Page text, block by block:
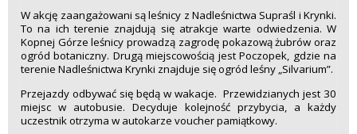
W akcję zaangażowani są leśnicy z Nadleśnictwa Supraśl i Krynki.
To na ich terenie znajdują się atrakcje warte odwiedzenia. W
Kopnej Górze leśnicy prowadzą zagrodę pokazową żubrów oraz
ogród botaniczny. Drugą miejscowością jest Poczopek, gdzie na
terenie Nadleśnictwa Krynki znajduje się ogród leśny „Silvarium”.
Przejazdy odbywać się będą w wakacje. Przewidzianych jest 30
miejsc w autobusie. Decyduje kolejność przybycia, a każdy
uczestnik otrzyma w autokarze voucher pamiątkowy.